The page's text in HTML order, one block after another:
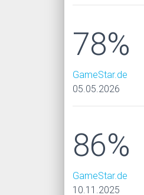
78%
GameStar.de
05.05.2026
86%
GameStar.de
10.11.2025